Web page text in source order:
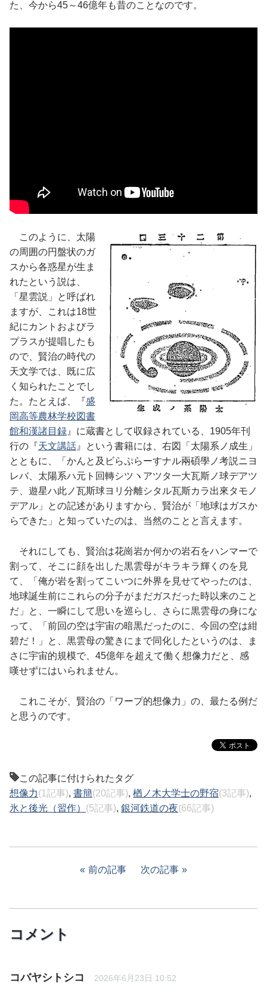
た、今から45～46億年も昔のことなのです。
このように、太陽
の周囲の円盤状のガ
スから各惑星が生ま
れたという説は、
「星雲説」と呼ばれ
ますが、これは18世
紀にカントおよびラ
プラスが提唱したも
ので、賢治の時代の
天文学では、既に広
く知られたことでし
た。たとえば、『盛
岡高等農林学校図書
館和漢諸目録 』に蔵書として収録されている、1905年刊
行の『天文講話 』という書籍には、右図「太陽系ノ成生」
とともに、「かんと及ビらぷらーすナル兩碩學ノ考説ニヨ
レバ、太陽系ハ元ト回轉シツヽアツタ一大瓦斯ノ球デアツ
テ、遊星ハ此ノ瓦斯球ヨリ分離シタル瓦斯カラ出來タモノ
デアル」との記述がありますから、賢治が「地球はガスか
らできた」と知っていたのは、当然のことと言えます。
それにしても、賢治は花崗岩か何かの岩石をハンマーで
割って、そこに顔を出した黒雲母がキラキラ輝くのを見
て、「俺が岩を割ってこいつに外界を見せてやったのは、
地球誕生前にこれらの分子がまだガスだった時以来のこと
だ」と、一瞬にして思いを巡らし、さらに黒雲母の身にな
って、「前回の空は宇宙の暗黒だったのに、今回の空は紺
碧だ！」と、黒雲母の驚きにまで同化したというのは、ま
さに宇宙的規模で、45億年を超えて働く想像力だと、感
嘆せずにはいられません。
これこそが、賢治の「ワープ的想像力」の、最たる例だ
と思うのです。
この記事に付けられたタグ
想像力(1記事), 書簡(20記事), 楢ノ木大学士の野宿(3記事),
氷と後光（習作） (5記事), 銀河鉄道の夜(66記事)
前の記事 次の記事
コメント
コバヤシトシコ 2026年6月23日 10:52